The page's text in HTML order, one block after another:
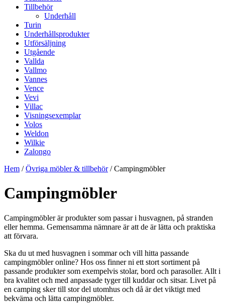
Tillbehör
Underhåll
Turin
Underhållsprodukter
Utförsäljning
Utgående
Vallda
Vallmo
Vannes
Vence
Vevi
Villac
Visningsexemplar
Volos
Weldon
Wilkie
Zalongo
Hem /Övriga möbler & tillbehör/ Campingmöbler
Campingmöbler
Campingmöbler är produkter som passar i husvagnen, på stranden
eller hemma. Gemensamma nämnare är att de är lätta och praktiska
att förvara.
Ska du ut med husvagnen i sommar och vill hitta passande
campingmöbler online? Hos oss finner ni ett stort sortiment på
passande produkter som exempelvis stolar, bord och parasoller. Allt i
bra kvalitet och med anpassade tyger till kuddar och sitsar. Livet på
en camping sker till stor del utomhus och då är det viktigt med
bekväma och lätta campingmöbler.